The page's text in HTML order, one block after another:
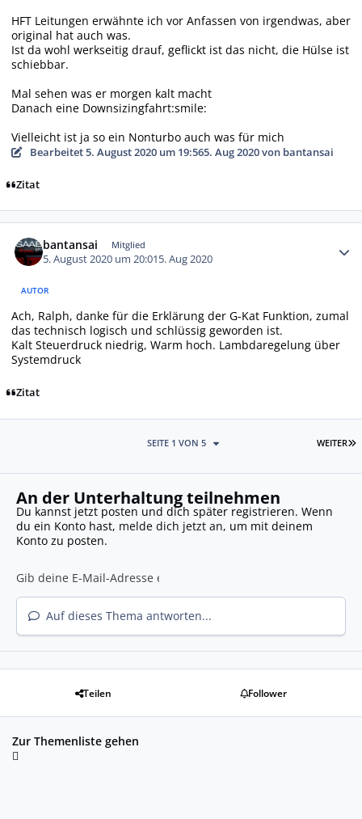
HFT Leitungen erwähnte ich vor Anfassen von irgendwas, aber
original hat auch was.
Ist da wohl werkseitig drauf, geflickt ist das nicht, die Hülse ist
schiebbar.
Mal sehen was er morgen kalt macht
Danach eine Downsizingfahrt:smile:
Vielleicht ist ja so ein Nonturbo auch was für mich
Bearbeitet5. August 2020 um 19:565. Aug 2020von bantansai
Zitat
bantansai Mitglied
5. August 2020 um 20:015. Aug 2020
AUTOR
Ach, Ralph, danke für die Erklärung der G-Kat Funktion, zumal
das technisch logisch und schlüssig geworden ist.
Kalt Steuerdruck niedrig, Warm hoch. Lambdaregelung über
Systemdruck
Zitat
WEITER
SEITE 1 VON 5
An der Unterhaltung teilnehmen
Du kannst jetzt posten und dich später registrieren. Wenn
du ein Konto hast, melde dich jetzt an, um mit deinem
Konto zu posten.
Auf dieses Thema antworten...
Teilen Follower
Zur Themenliste gehen